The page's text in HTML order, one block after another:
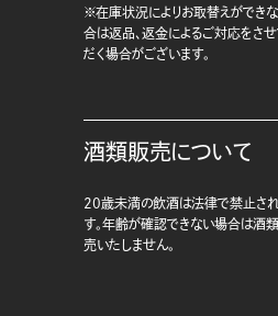
※在庫状況によりお取替えができ
合は返品、返金によるご対応をさせ
だく場合がございます。
酒類販売について
20歳未満の飲酒は法律で禁止され
す。年齢が確認できない場合は酒
売いたしません。